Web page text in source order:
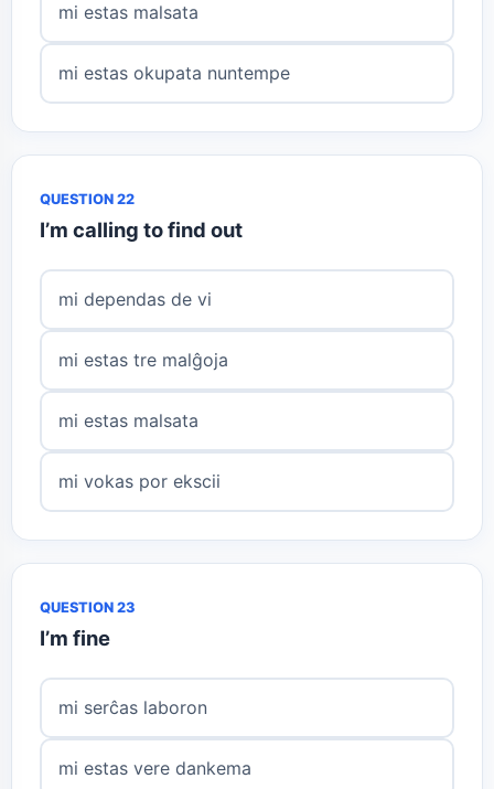
mi estas malsata
mi estas okupata nuntempe
QUESTION 22
I’m calling to find out
mi dependas de vi
mi estas tre malĝoja
mi estas malsata
mi vokas por ekscii
QUESTION 23
I’m fine
mi serĉas laboron
mi estas vere dankema